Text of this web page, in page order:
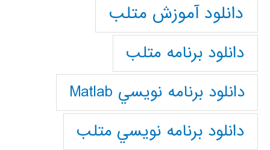
دانلود آموزش متلب
دانلود برنامه متلب
دانلود برنامه نويسي Matlab
دانلود برنامه نويسي متلب